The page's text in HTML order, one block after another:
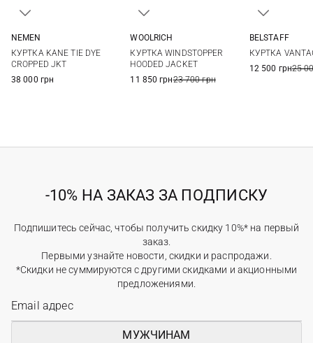
NEMEN
КУРТКА KANE TIE DYE
CROPPED JKT
38 000 грн
3XL
WOOLRICH
КУРТКА WINDSTOPPER
HOODED JACKET
11 850 грн23 700 грн
BELSTAFF
КУРТКА
12 500 грн25
-10% НА ЗАКАЗ ЗА ПОДПИСКУ
Подпишитесь сейчас, чтобы получить скидку 10%* на первый
заказ.
Первыми узнайте новости, скидки и распродажи.
*Скидки не суммируются с другими скидками и акционными
предложениями.
МУЖЧИНАМ